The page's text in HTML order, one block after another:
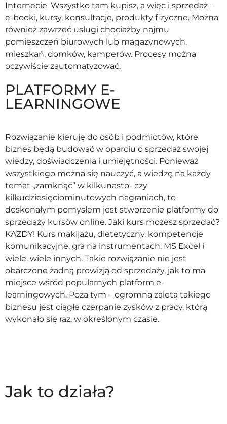
Internecie. Wszystko tam kupisz, a więc i sprzedaż –
e-booki, kursy, konsultacje, produkty fizyczne. Można
również zawrzeć usługi chociażby najmu
pomieszczeń biurowych lub magazynowych,
mieszkań, domków, kamperów. Procesy można
oczywiście zautomatyzować.
PLATFORMY E-
LEARNINGOWE
Rozwiązanie kieruję do osób i podmiotów, które
biznes będą budować w oparciu o sprzedaż swojej
wiedzy, doświadczenia i umiejętności. Ponieważ
wszystkiego można się nauczyć, a wiedzę na każdy
temat „zamknąć” w kilkunasto- czy
kilkudziesięciominutowych nagraniach, to
doskonałym pomysłem jest stworzenie platformy do
sprzedaży kursów online. Jaki kurs możesz sprzedać?
KAŻDY! Kurs makijażu, dietetyczny, kompetencje
komunikacyjne, gra na instrumentach, MS Excel i
wiele, wiele innych. Takie rozwiązanie nie jest
obarczone żadną prowizją od sprzedaży, jak to ma
miejsce wśród popularnych platform e-
learningowych. Poza tym – ogromną zaletą takiego
biznesu jest ciągłe czerpanie zysków z pracy, którą
wykonało się raz, w określonym czasie.
Jak to działa?